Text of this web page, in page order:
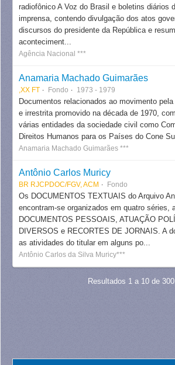
radiofônico A Voz do Brasil e boletins diários
imprensa, contendo divulgação dos atos
discursos do presidente da República e
aconteciment...
Agência Nacional ***
Anamaria Machado Guimarães
,XX FT Fondo 1973 - 1979
Documentos relacionados ao movimento
e irrestrita promovido na década de 1970,
várias entidades da sociedade civil como
Direitos Humanos para os Países do Cone
Anamaria Machado Guimarães ***
Antônio Carlos Muricy
BR RJCPDOC/FGV, ACM Fondo
Os DOCUMENTOS TEXTUAIS do Arquivo
encontram-se organizados em quatro séries,
DOCUMENTOS PESSOAIS, ATUAÇÃO
DIVERSOS e RECORTES DE JORNAIS. A
as atividades do titular em alguns po...
Antônio Carlos da Silva Muricy***
Resultados 1 a 10 de 300